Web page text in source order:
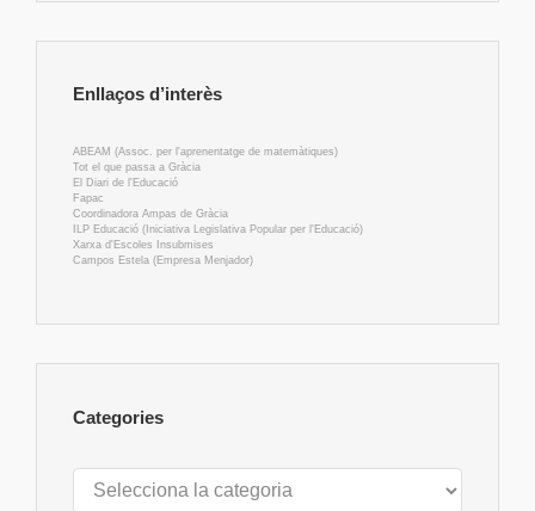
Enllaços d’interès
ABEAM (Assoc. per l'aprenentatge de matemàtiques)
Tot el que passa a Gràcia
El Diari de l'Educació
Fapac
Coordinadora Ampas de Gràcia
ILP Educació (Iniciativa Legislativa Popular per l'Educació)
Xarxa d'Escoles Insubmises
Campos Estela (Empresa Menjador)
Categories
Categories